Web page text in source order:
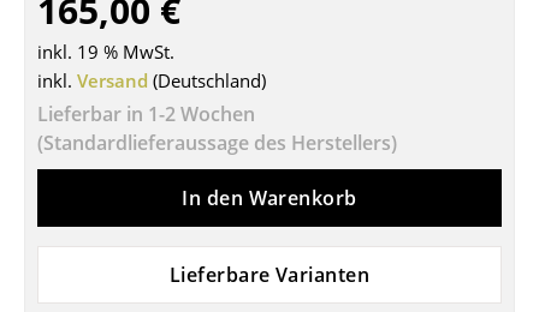
Couchtische
Schreibtische
Sekretäre & PC-Tische
Konferenztische
Stehtische & Stehpulte
Kindertische
Gartentische
165,00 €
inkl. 19 % MwSt.
inkl. Versand (Deutschland)
Lieferbar in 1-2 Wochen
(Standardlieferaussage des Herstellers)
In den Warenkorb
Lieferbare Varianten